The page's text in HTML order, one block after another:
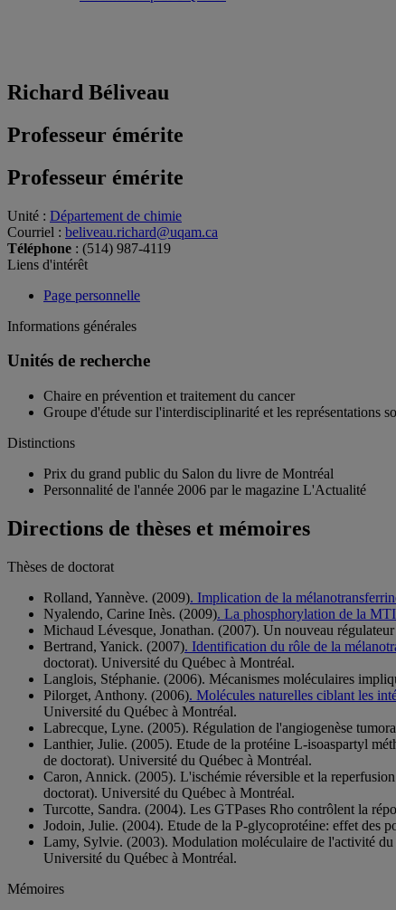
Richard Béliveau
Professeur émérite
Professeur émérite
Unité : Département de chimie
Courriel : beliveau.richard@uqam.ca
Téléphone : (514) 987-4119
Liens d'intérêt
Page personnelle
Informations générales
Unités de recherche
Chaire en prévention et traitement du cancer
Groupe d'étude sur l'interdisciplinarité et les représentations
Distinctions
Prix du grand public du Salon du livre de Montréal
Personnalité de l'année 2006 par le magazine L'Actualité
Directions de thèses et mémoires
Thèses de doctorat
Rolland, Yannève. (2009). Implication de la
Nyalendo, Carine Inès. (2009). La phosphorylation de la
Michaud Lévesque, Jonathan. (2007). Un nouveau
Bertrand, Yanick. (2007). Identification du rôle de la
doctorat). Université du Québec à Montréal.
Langlois, Stéphanie. (2006). Mécanismes moléculaires
Pilorget, Anthony. (2006). Molécules naturelles ciblant les
Université du Québec à Montréal.
Labrecque, Lyne. (2005). Régulation de l'angiogenèse
Lanthier, Julie. (2005). Etude de la protéine L-isoaspartyl
de doctorat). Université du Québec à Montréal.
Caron, Annick. (2005). L'ischémie réversible et la
doctorat). Université du Québec à Montréal.
Turcotte, Sandra. (2004). Les GTPases Rho contrôlent la
Jodoin, Julie. (2004). Etude de la P-glycoprotéine: effet des
Lamy, Sylvie. (2003). Modulation moléculaire de l'activité du
Université du Québec à Montréal.
Mémoires